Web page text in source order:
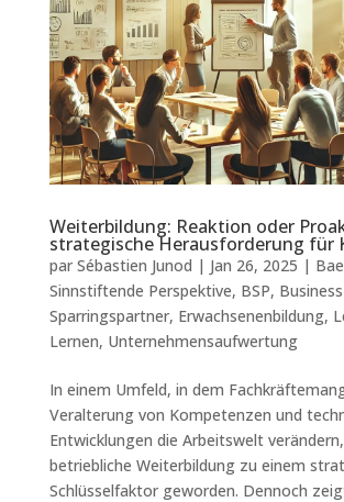
Weiterbildung: Reaktion oder
strategische Herausforderung für
par Sébastien Junod | Jan 26, 2025 |
Sinnstiftende Perspektive, BSP, Business
Sparringspartner, Erwachsenenbildung,
Lernen, Unternehmensaufwertung
In einem Umfeld, in dem
Veralterung von Kompetenzen und
Entwicklungen die Arbeitswelt
betriebliche Weiterbildung zu einem
Schlüsselfaktor geworden. Dennoch